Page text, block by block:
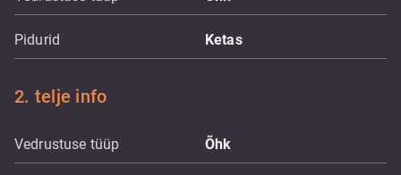
Pidurid Ketas
2. telje info
Vedrustuse tüüp Õhk